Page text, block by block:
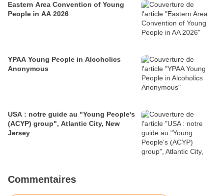
Eastern Area Convention of Young
People in AA 2026
YPAA Young People in Alcoholics
Anonymous
USA : notre guide au "Young People's
(ACYP) group", Atlantic City, New
Jersey
Commentaires